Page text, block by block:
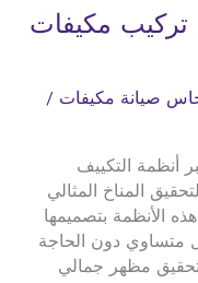
مكيفات
صيانة مكيفات /
أنظمة التكييف
المناخ المثالي
الأنظمة بتصميمها
متساوي دون الحاجة
مظهر جمالي